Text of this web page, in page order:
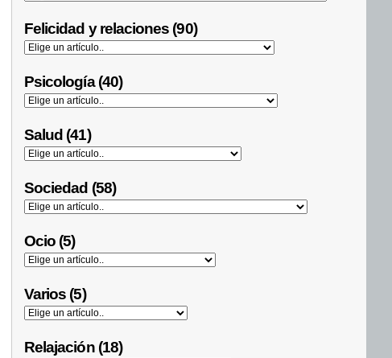
Felicidad y relaciones (90)
Psicología (40)
Salud (41)
Sociedad (58)
Ocio (5)
Varios (5)
Relajación (18)